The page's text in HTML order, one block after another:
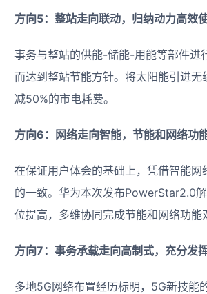
方向5：整站走向联动，归纳动力高效
事务与整站的供能-储能-用能等部件进
而达到整站节能方针。将太阳能引进
减50%的市电耗费。
方向6：网络走向智能，节能和网络功
在保证用户体会的基础上，凭借智能
的一致。华为本次发布PowerStar2.0
位提高，多维协同完成节能和网络功能
方向7：事务承载走向高制式，充分发
多地5G网络布置经历标明，5G新技能